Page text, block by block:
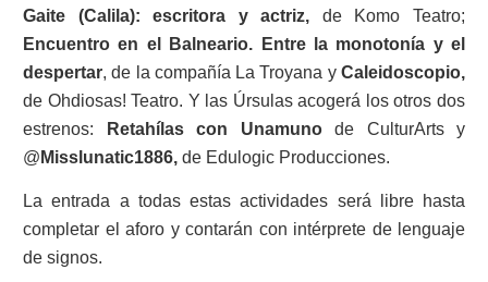
Gaite (Calila): escritora y actriz, de Komo Teatro;
Encuentro en el Balneario. Entre la monotonía y el
despertar, de la compañía La Troyana y Caleidoscopio,
de Ohdiosas! Teatro. Y las Úrsulas acogerá los otros dos
estrenos:
Retahílas con Unamunode CulturArts y
@ Misslunatic1886, de Edulogic Producciones.
La entrada a todas estas actividades será libre hasta
completar el aforo y contarán con intérprete de lenguaje
de signos.